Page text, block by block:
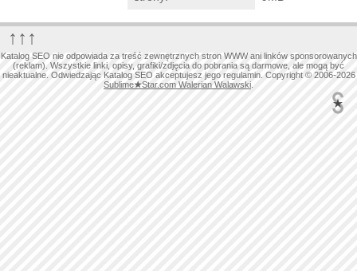
↑↑↑
Katalog SEO nie odpowiada za treść zewnętrznych stron WWW ani linków sponsorowanych
(reklam). Wszystkie linki, opisy, grafiki/zdjęcia do pobrania są darmowe, ale mogą być
nieaktualne. Odwiedzając Katalog SEO akceptujesz jego regulamin. Copyright © 2006-2026
Sublime★Star.com Walerian Walawski